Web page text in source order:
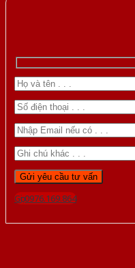
Gọi 0976.169.864